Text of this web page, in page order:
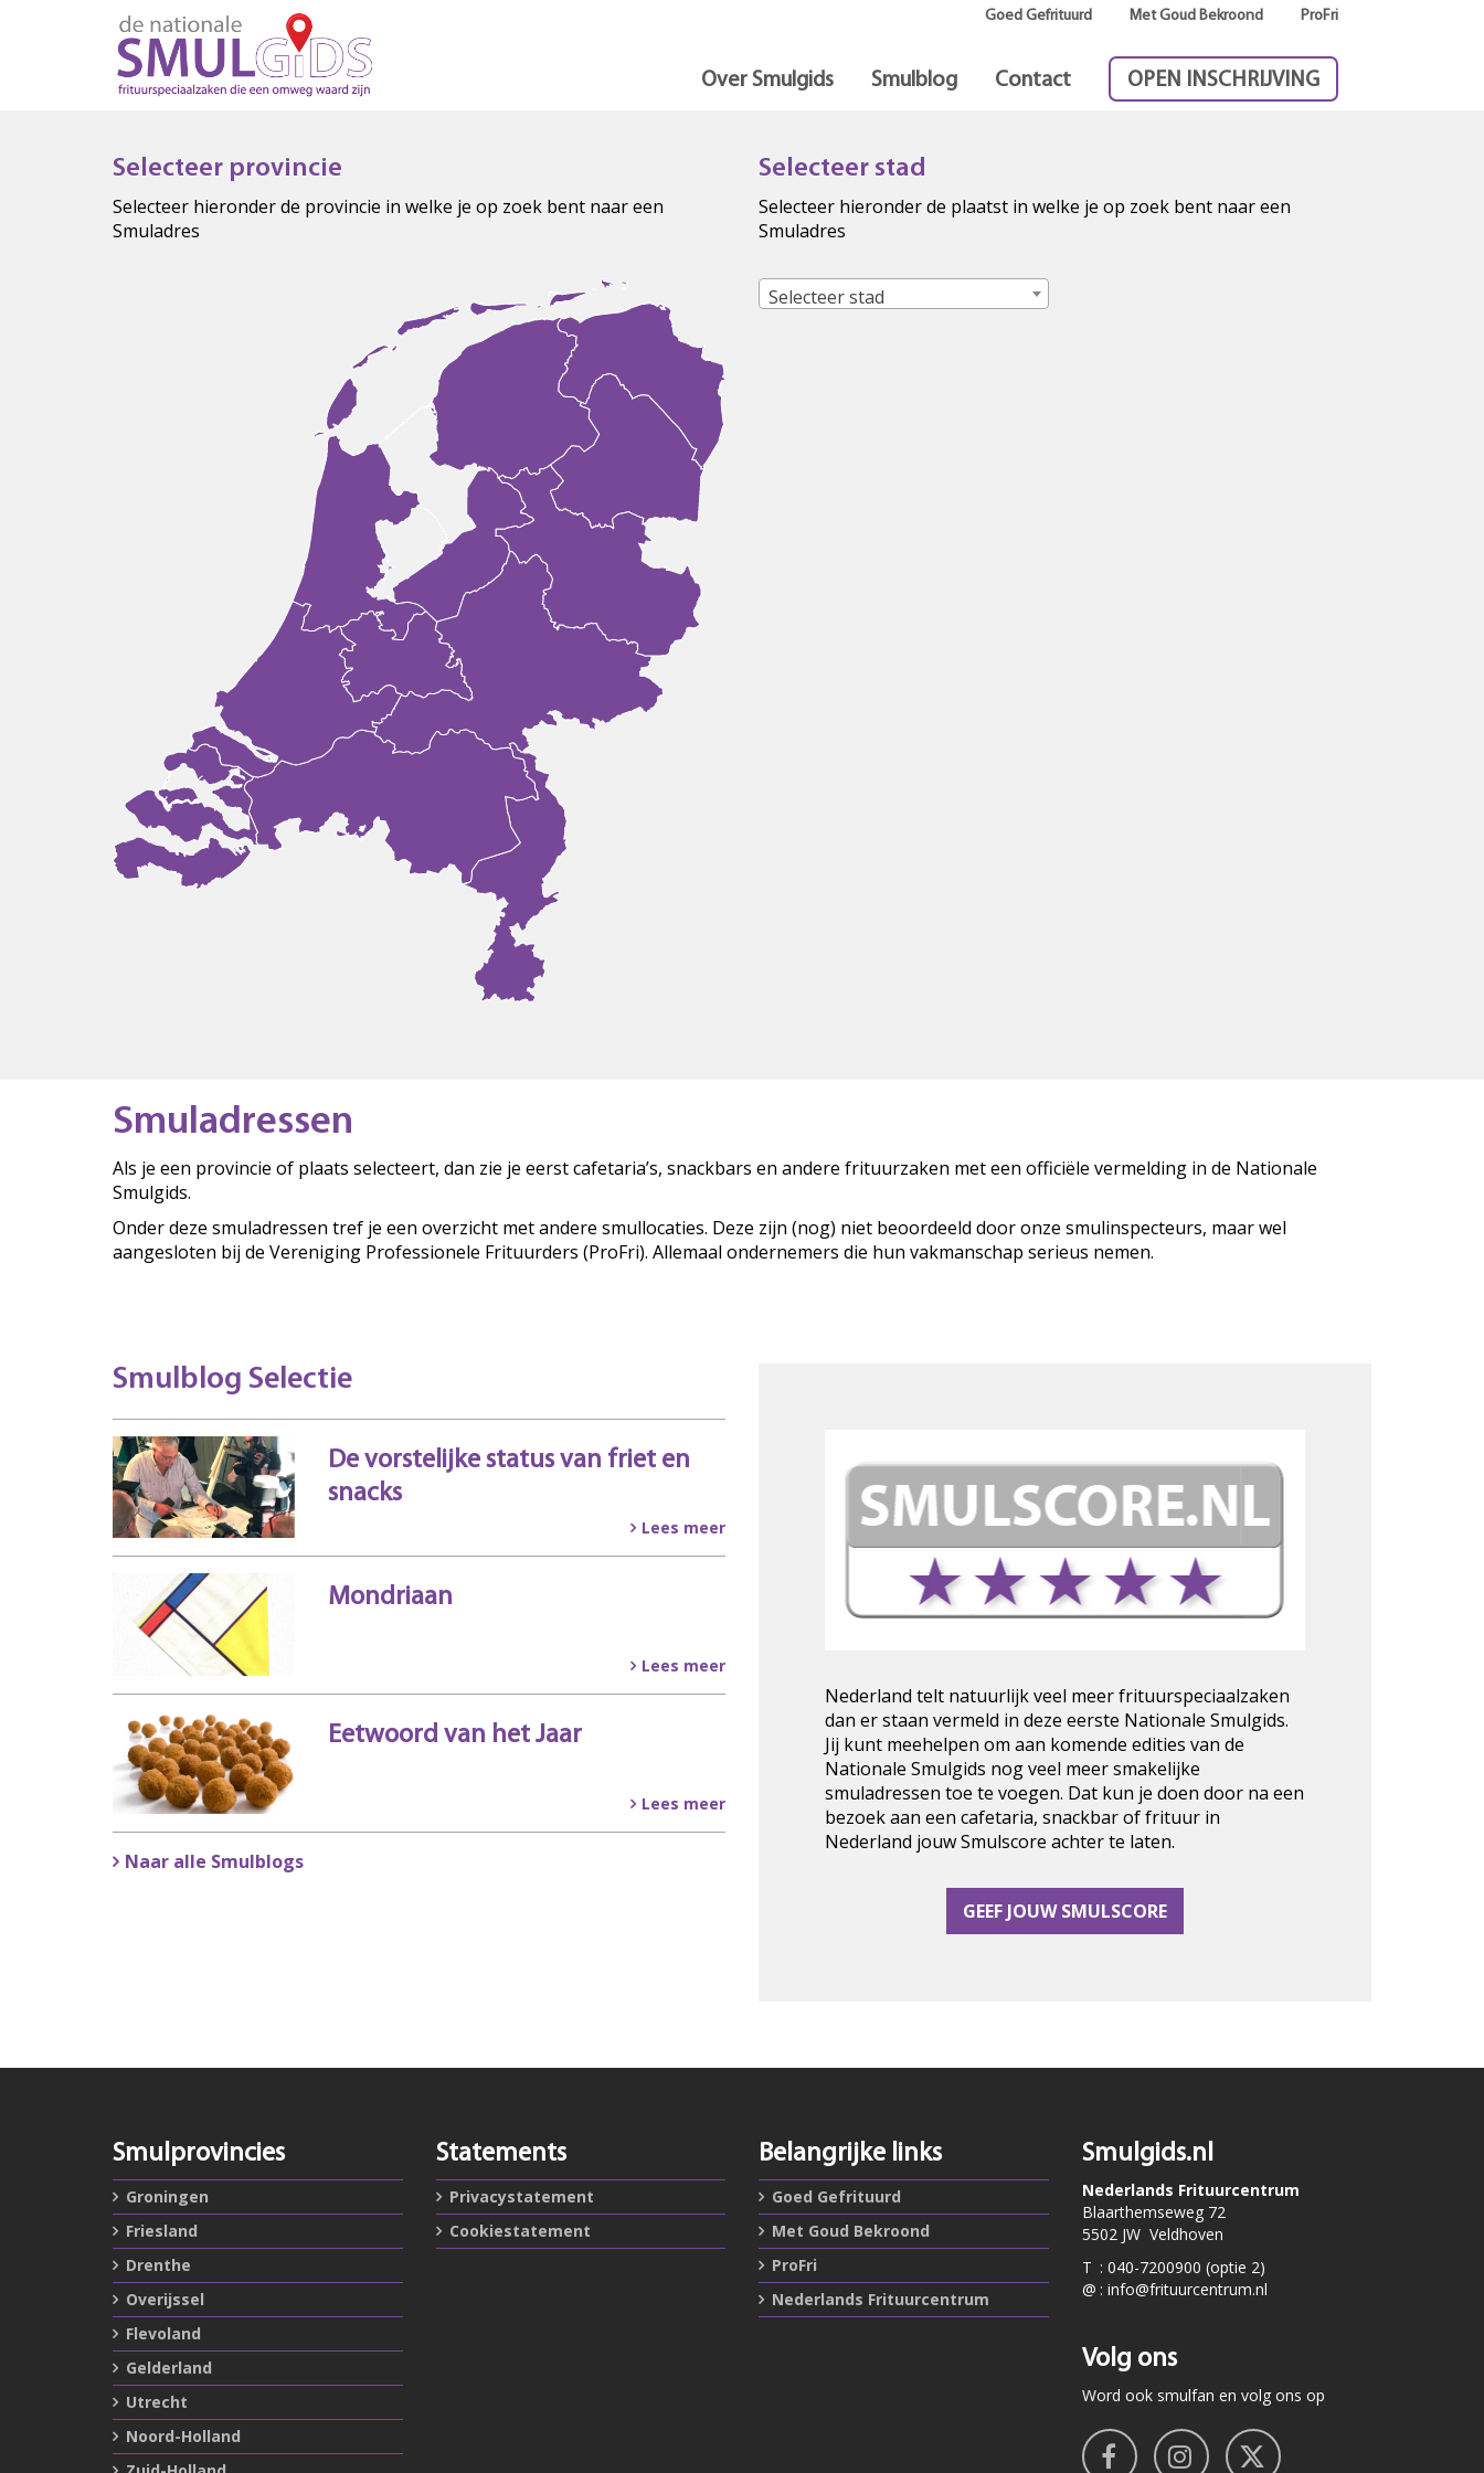
Goed Gefrituurd Met Goud Bekroond ProFri
Over Smulgids Smulblog Contact OPEN INSCHRIJVING
Selecteer provincie
Selecteer hieronder de provincie in welke je op zoek bent naar een
Smuladres
Selecteer stad
Selecteer hieronder de plaatst in welke je op zoek bent naar een
Smuladres
Selecteer stad
Smuladressen
Als je een provincie of plaats selecteert, dan zie je eerst cafetaria’s, snackbars en andere frituurzaken met een officiële vermelding in de Nationale
Smulgids.
Onder deze smuladressen tref je een overzicht met andere smullocaties. Deze zijn (nog) niet beoordeeld door onze smulinspecteurs, maar wel
aangesloten bij de Vereniging Professionele Frituurders (ProFri). Allemaal ondernemers die hun vakmanschap serieus nemen.
Smulblog Selectie
De vorstelijke status van friet en
snacks
Lees meer
Mondriaan
Lees meer
Eetwoord van het Jaar
Lees meer
Naar alle Smulblogs
Nederland telt natuurlijk veel meer frituurspeciaalzaken
dan er staan vermeld in deze eerste Nationale Smulgids.
Jij kunt meehelpen om aan komende edities van de
Nationale Smulgids nog veel meer smakelijke
smuladressen toe te voegen. Dat kun je doen door na een
bezoek aan een cafetaria, snackbar of frituur in
Nederland jouw Smulscore achter te laten.
GEEF JOUW SMULSCORE
Smulprovincies
Groningen
Friesland
Drenthe
Overijssel
Flevoland
Gelderland
Utrecht
Noord-Holland
Statements
Privacystatement
Cookiestatement
Belangrijke links
Goed Gefrituurd
Met Goud Bekroond
ProFri
Nederlands Frituurcentrum
Smulgids.nl
Nederlands Frituurcentrum
Blaarthemseweg 72
5502 JW Veldhoven
T : 040-7200900 (optie 2)
@ : info@frituurcentrum.nl
Volg ons
Word ook smulfan en volg ons op